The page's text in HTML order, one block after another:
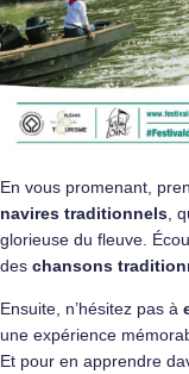
En vous promenant,
navires traditionnels ,
glorieuse du fleuve.
des chansons
Ensuite, n’hésitez pas à
une expérience
Et pour en apprendre